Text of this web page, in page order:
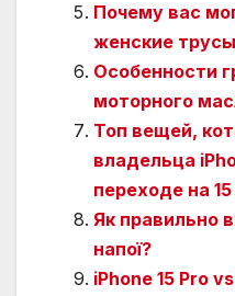
Почему вас
женские
Особенности
моторного
Топ вещей,
владельца
переходе на
Як правильно
напої?
iPhone 15 Pro